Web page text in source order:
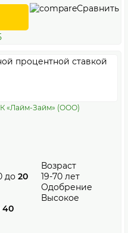
Сравнить
«Лайм-Займ» (ООО)
до 20
40
Возраст
19-70 лет
Одобрение
Высокое